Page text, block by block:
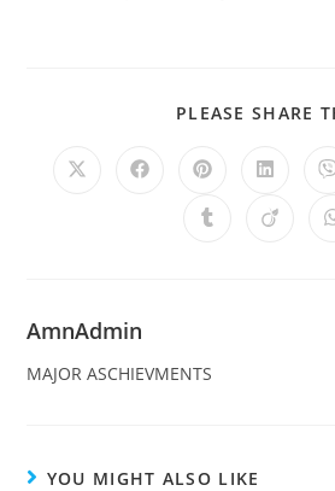
PLEASE SHARE
AmnAdmin
MAJOR ASCHIEVMENTS
YOU MIGHT ALSO LIKE